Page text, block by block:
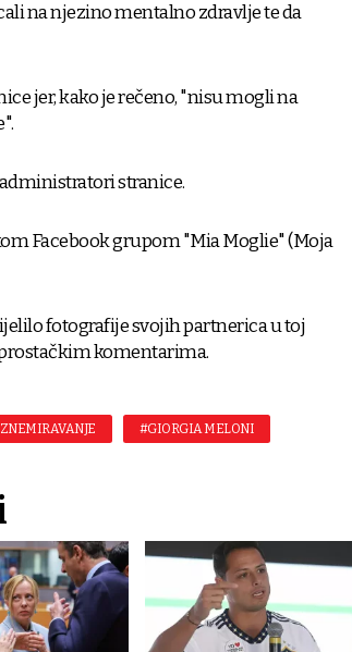
na njezino mentalno zdravlje te da
jer, kako je rečeno, "nisu mogli na
stranice.
Facebook grupom "Mia Moglie" (Moja
fotografije svojih partnerica u toj
komentarima.
#GIORGIA MELONI